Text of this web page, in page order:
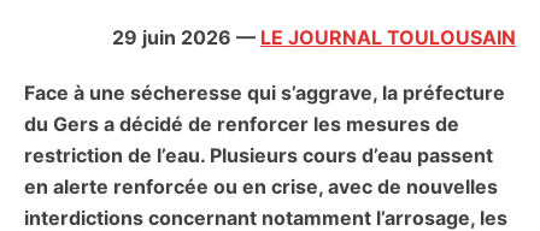
29 juin 2026 — LE JOURNAL TOULOUSAIN
Face à une sécheresse qui s’aggrave, la préfecture
du Gers a décidé de renforcer les mesures de
restriction de l’eau. Plusieurs cours d’eau passent
en alerte renforcée ou en crise, avec de nouvelles
interdictions concernant notamment l’arrosage, les